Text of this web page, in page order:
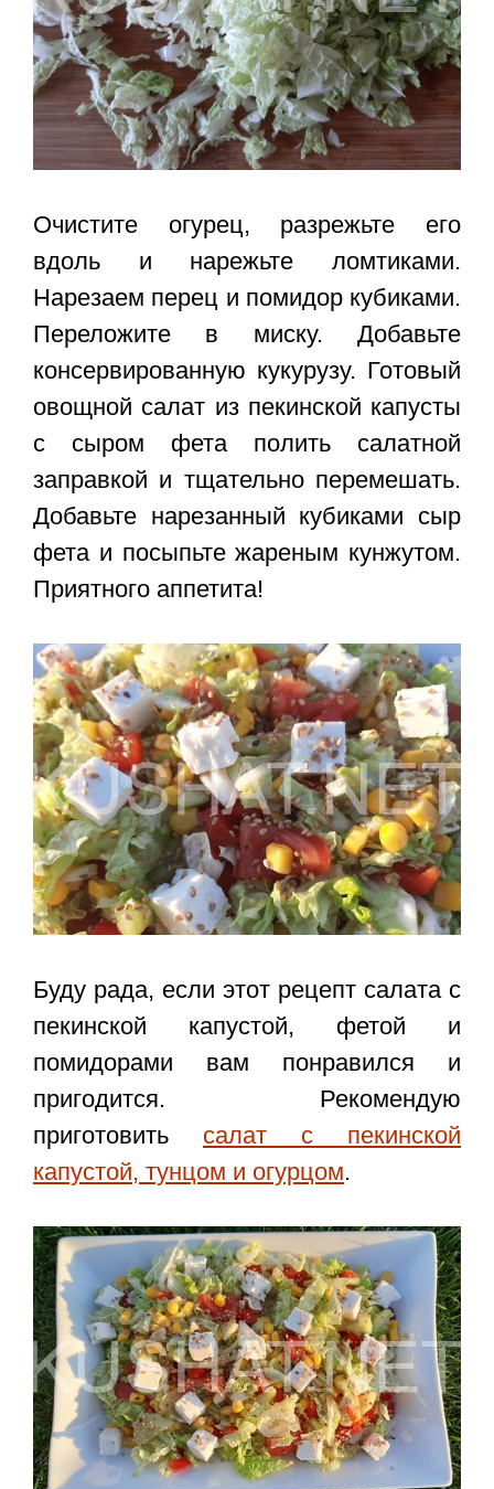
Очистите огурец, разрежьте его
вдоль и нарежьте ломтиками.
Нарезаем перец и помидор кубиками.
Переложите в миску. Добавьте
консервированную кукурузу. Готовый
овощной салат из пекинской капусты
с сыром фета полить салатной
заправкой и тщательно перемешать.
Добавьте нарезанный кубиками сыр
фета и посыпьте жареным кунжутом.
Приятного аппетита!
Буду рада, если этот рецепт салата с
пекинской капустой, фетой и
помидорами вам понравился и
пригодится. Рекомендую
приготовить салат с пекинской
капустой, тунцом и огурцом.